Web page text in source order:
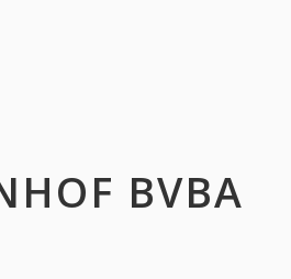
BVBA